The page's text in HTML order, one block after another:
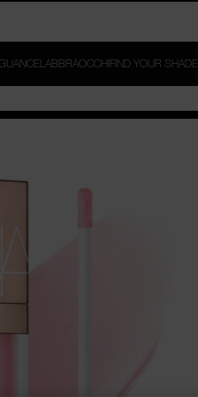
MOISTURIZER DA 79€*.
LABBRAOCCHI FIND YOUR SHADE